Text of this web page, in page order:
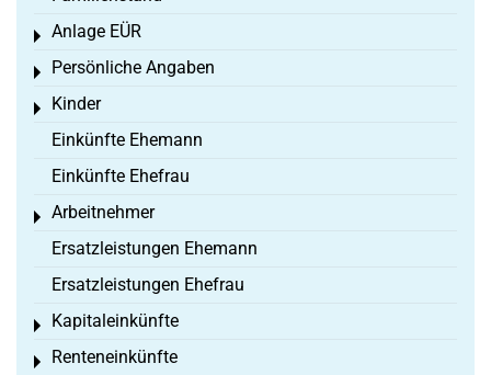
Anlage EÜR
Toggle menu
Persönliche Angaben
Toggle menu
Kinder
Toggle menu
Einkünfte Ehemann
Einkünfte Ehefrau
Arbeitnehmer
Toggle menu
Ersatzleistungen Ehemann
Ersatzleistungen Ehefrau
Kapitaleinkünfte
Toggle menu
Renteneinkünfte
Toggle menu